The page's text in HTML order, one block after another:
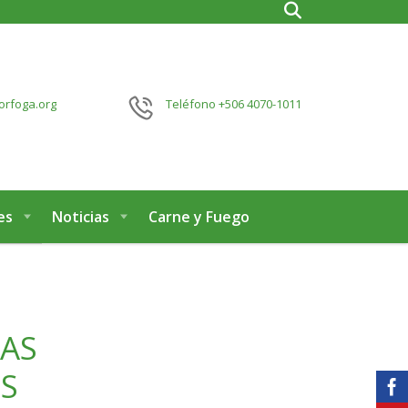
Teléfono +506 4070-1011
Noticias Carne y Fuego